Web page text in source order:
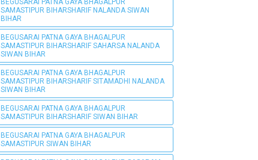
BEGUSARAI PATNA GAYA BHAGALPUR
SAMASTIPUR BIHARSHARIF NALANDA SIWAN
BIHAR
BEGUSARAI PATNA GAYA BHAGALPUR
SAMASTIPUR BIHARSHARIF SAHARSA NALANDA
SIWAN BIHAR
BEGUSARAI PATNA GAYA BHAGALPUR
SAMASTIPUR BIHARSHARIF SITAMADHI NALANDA
SIWAN BIHAR
BEGUSARAI PATNA GAYA BHAGALPUR
SAMASTIPUR BIHARSHARIF SIWAN BIHAR
BEGUSARAI PATNA GAYA BHAGALPUR
SAMASTIPUR SIWAN BIHAR